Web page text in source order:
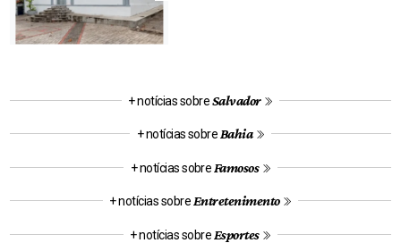
+ notícias sobreSalvador
+ notícias sobre Bahia
+ notícias sobre Famosos
+ notícias sobre Entretenimento
+ notícias sobre Esportes